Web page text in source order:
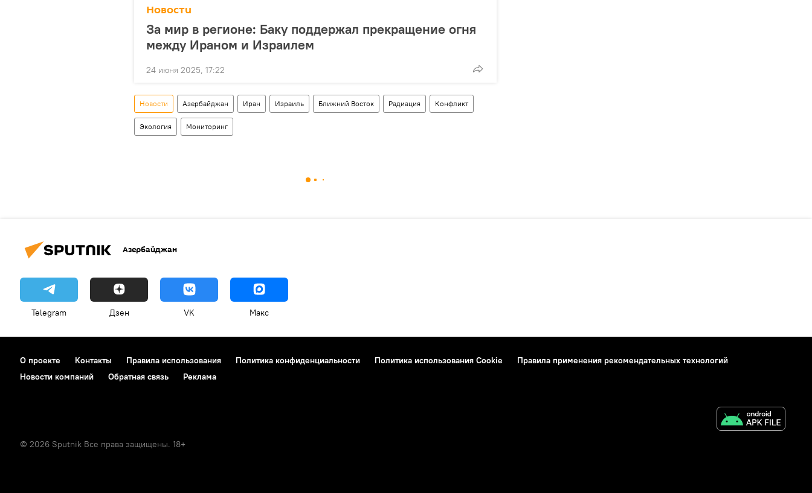
Новости
За мир в регионе: Баку поддержал прекращение огня
между Ираном и Израилем
24 июня 2025, 17:22
Новости Азербайджан Иран Израиль Ближний Восток Радиация Конфликт
Экология Мониторинг
Азербайджан
Telegram Дзен VK Макс
О проекте Контакты Правила использования Политика конфиденциальности Политика использования Cookie
Правила применения рекомендательных технологий
Новости компаний
Обратная связь Реклама
© 2026 Sputnik Все права защищены. 18+